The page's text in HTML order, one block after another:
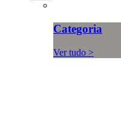
Categoria
Ver tudo >